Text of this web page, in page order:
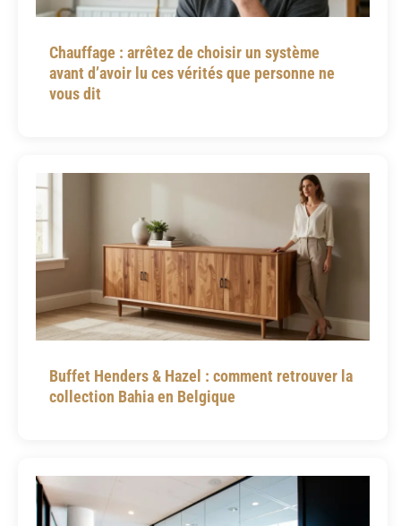
Chauffage : arrêtez de choisir un système
avant d’avoir lu ces vérités que personne ne
vous dit
Buffet Henders & Hazel : comment retrouver la
collection Bahia en Belgique